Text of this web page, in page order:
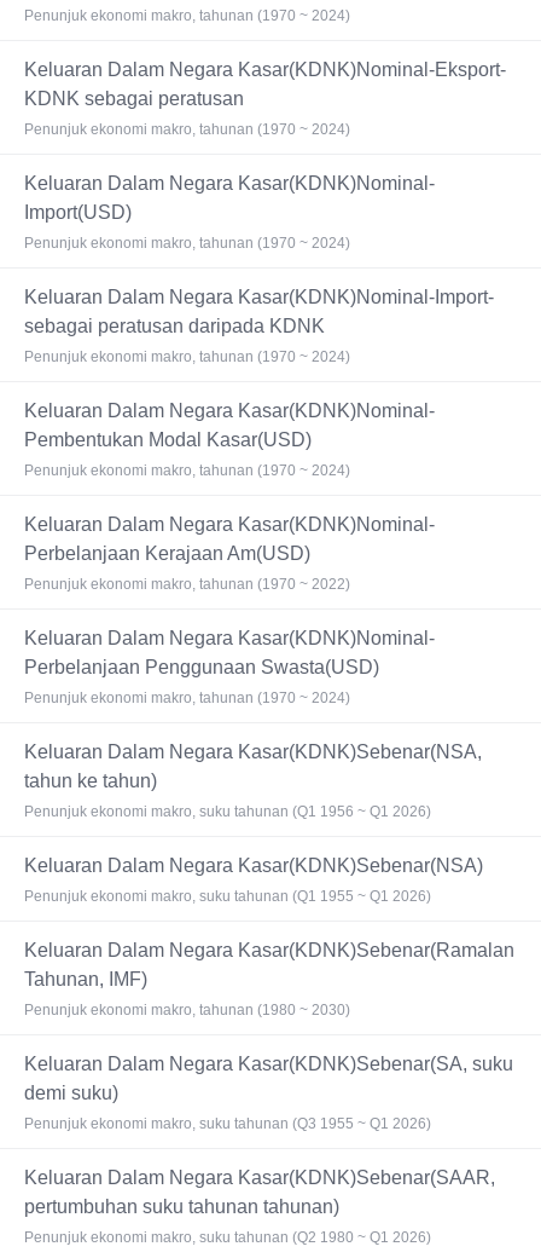
Penunjuk ekonomi makro, tahunan (1970 ~ 2024)
Keluaran Dalam Negara Kasar(KDNK)Nominal-Eksport-
KDNK sebagai peratusan
Penunjuk ekonomi makro, tahunan (1970 ~ 2024)
Keluaran Dalam Negara Kasar(KDNK)Nominal-
Import(USD)
Penunjuk ekonomi makro, tahunan (1970 ~ 2024)
Keluaran Dalam Negara Kasar(KDNK)Nominal-Import-
sebagai peratusan daripada KDNK
Penunjuk ekonomi makro, tahunan (1970 ~ 2024)
Keluaran Dalam Negara Kasar(KDNK)Nominal-
Pembentukan Modal Kasar(USD)
Penunjuk ekonomi makro, tahunan (1970 ~ 2024)
Keluaran Dalam Negara Kasar(KDNK)Nominal-
Perbelanjaan Kerajaan Am(USD)
Penunjuk ekonomi makro, tahunan (1970 ~ 2022)
Keluaran Dalam Negara Kasar(KDNK)Nominal-
Perbelanjaan Penggunaan Swasta(USD)
Penunjuk ekonomi makro, tahunan (1970 ~ 2024)
Keluaran Dalam Negara Kasar(KDNK)Sebenar(NSA,
tahun ke tahun)
Penunjuk ekonomi makro, suku tahunan (Q1 1956 ~ Q1 2026)
Keluaran Dalam Negara Kasar(KDNK)Sebenar(NSA)
Penunjuk ekonomi makro, suku tahunan (Q1 1955 ~ Q1 2026)
Keluaran Dalam Negara Kasar(KDNK)Sebenar(Ramalan
Tahunan, IMF)
Penunjuk ekonomi makro, tahunan (1980 ~ 2030)
Keluaran Dalam Negara Kasar(KDNK)Sebenar(SA, suku
demi suku)
Penunjuk ekonomi makro, suku tahunan (Q3 1955 ~ Q1 2026)
Keluaran Dalam Negara Kasar(KDNK)Sebenar(SAAR,
pertumbuhan suku tahunan tahunan)
Penunjuk ekonomi makro, suku tahunan (Q2 1980 ~ Q1 2026)